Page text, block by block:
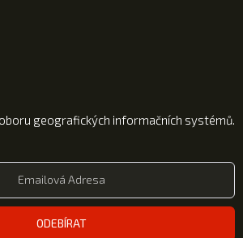
geografických informačních systémů.
ODEBÍRAT